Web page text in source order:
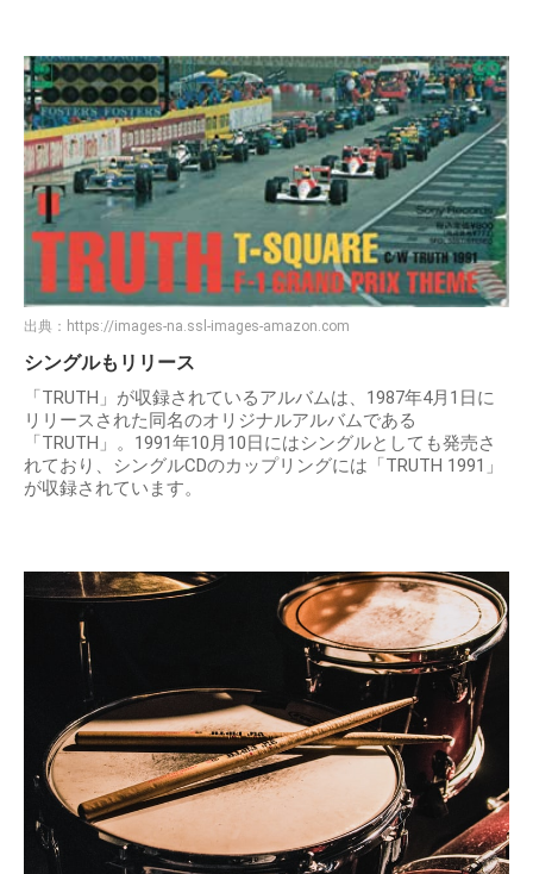
出典： https://images-na.ssl-images-amazon.com
シングルもリリース
「TRUTH」が収録されているアルバムは、1987年4月1日に
リリースされた同名のオリジナルアルバムである
「TRUTH」。1991年10月10日にはシングルとしても発売さ
れており、シングルCDのカップリングには「TRUTH 1991」
が収録されています。